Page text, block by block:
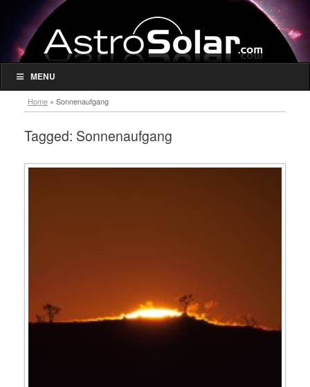
MENU
Home » Sonnenaufgang
Tagged: Sonnenaufgang